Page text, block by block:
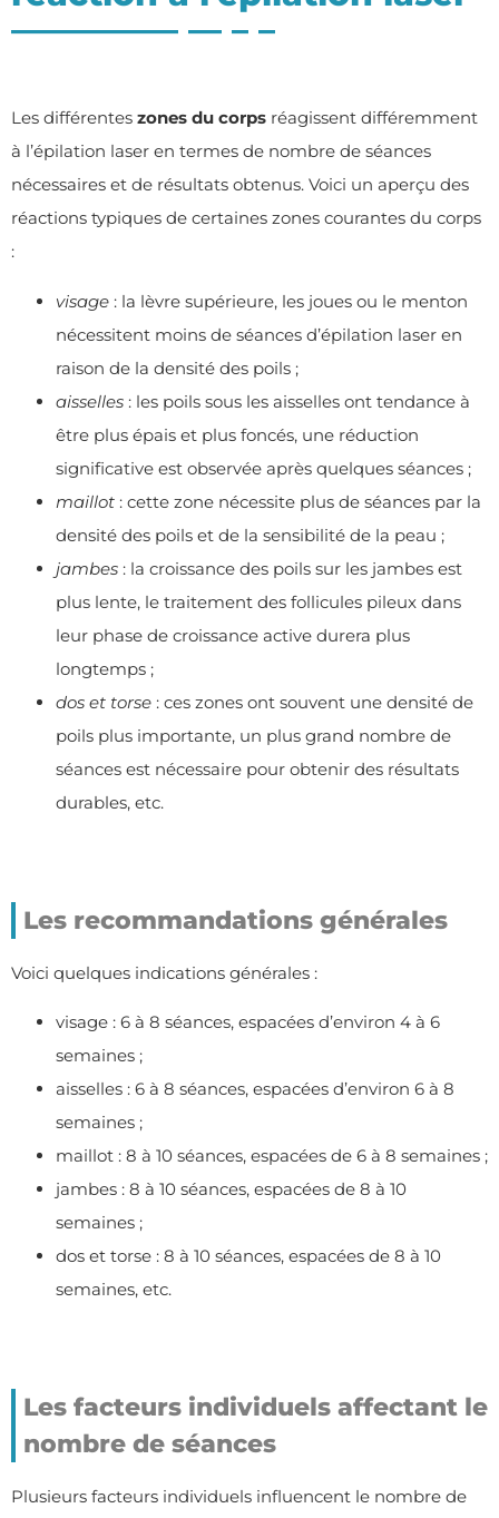
Les différentes zones du corps réagissent différemment
à l’épilation laser en termes de nombre de séances
nécessaires et de résultats obtenus. Voici un aperçu des
réactions typiques de certaines zones courantes du corps
:
visage : la lèvre supérieure, les joues ou le menton
nécessitent moins de séances d’épilation laser en
raison de la densité des poils ;
aisselles : les poils sous les aisselles ont tendance à
être plus épais et plus foncés, une réduction
significative est observée après quelques séances ;
maillot : cette zone nécessite plus de séances par la
densité des poils et de la sensibilité de la peau ;
jambes : la croissance des poils sur les jambes est
plus lente, le traitement des follicules pileux dans
leur phase de croissance active durera plus
longtemps ;
dos et torse : ces zones ont souvent une densité de
poils plus importante, un plus grand nombre de
séances est nécessaire pour obtenir des résultats
durables, etc.
Les recommandations générales
Voici quelques indications générales :
visage : 6 à 8 séances, espacées d’environ 4 à 6
semaines ;
aisselles : 6 à 8 séances, espacées d’environ 6 à 8
semaines ;
maillot : 8 à 10 séances, espacées de 6 à 8 semaines ;
jambes : 8 à 10 séances, espacées de 8 à 10
semaines ;
dos et torse : 8 à 10 séances, espacées de 8 à 10
semaines, etc.
Les facteurs individuels affectant le
nombre de séances
Plusieurs facteurs individuels influencent le nombre de